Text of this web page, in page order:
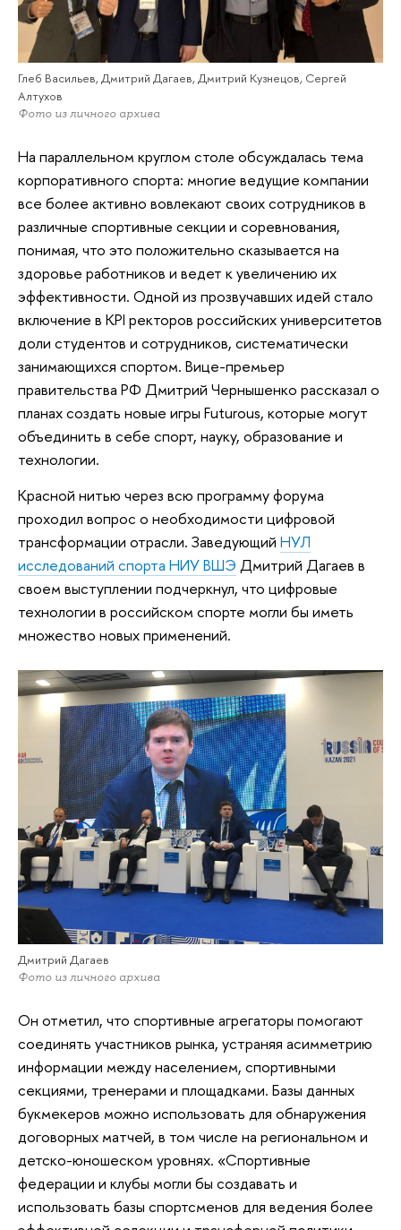
Глеб Васильев, Дмитрий Дагаев, Дмитрий Кузнецов, Сергей
Алтухов
Фото из личного архива
На параллельном круглом столе обсуждалась тема
корпоративного спорта: многие ведущие компании
все более активно вовлекают своих сотрудников в
различные спортивные секции и соревнования,
понимая, что это положительно сказывается на
здоровье работников и ведет к увеличению их
эффективности. Одной из прозвучавших идей стало
включение в KPI ректоров российских университетов
доли студентов и сотрудников, систематически
занимающихся спортом. Вице-премьер
правительства РФ Дмитрий Чернышенко рассказал о
планах создать новые игры Futurous, которые могут
объединить в себе спорт, науку, образование и
технологии.
Красной нитью через всю программу форума
проходил вопрос о необходимости цифровой
трансформации отрасли. Заведующий НУЛ
исследований спорта НИУ ВШЭ Дмитрий Дагаев в
своем выступлении подчеркнул, что цифровые
технологии в российском спорте могли бы иметь
множество новых применений.
Дмитрий Дагаев
Фото из личного архива
Он отметил, что спортивные агрегаторы помогают
соединять участников рынка, устраняя асимметрию
информации между населением, спортивными
секциями, тренерами и площадками. Базы данных
букмекеров можно использовать для обнаружения
договорных матчей, в том числе на региональном и
детско-юношеском уровнях. «Спортивные
федерации и клубы могли бы создавать и
использовать базы спортсменов для ведения более